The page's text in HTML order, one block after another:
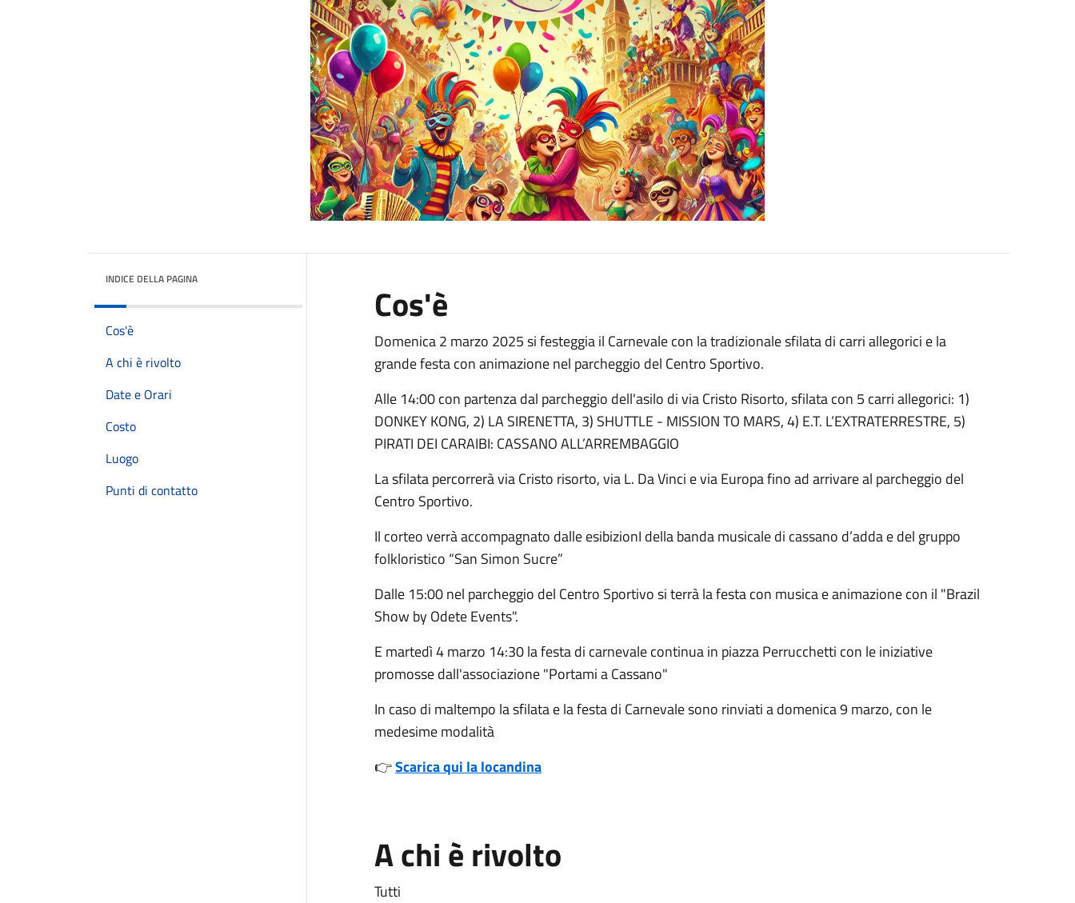
INDICE DELLA PAGINA
Cos'è
A chi è rivolto
Date e Orari
Costo
Luogo
Punti di contatto
Cos'è
Domenica 2 marzo 2025 si festeggia il Carnevale con la tradizionale sfilata di carri allegorici e la
grande festa con animazione nel parcheggio del Centro Sportivo.
Alle 14:00 con partenza dal parcheggio dell'asilo di via Cristo Risorto, sfilata con 5 carri allegorici: 1)
DONKEY KONG, 2) LA SIRENETTA, 3) SHUTTLE - MISSION TO MARS, 4) E.T. L’EXTRATERRESTRE, 5)
PIRATI DEI CARAIBI: CASSANO ALL’ARREMBAGGIO
La sfilata percorrerà via Cristo risorto, via L. Da Vinci e via Europa fino ad arrivare al parcheggio del
Centro Sportivo.
Il corteo verrà accompagnato dalle esibizionI della banda musicale di cassano d’adda e del gruppo
folkloristico “San Simon Sucre”
Dalle 15:00 nel parcheggio del Centro Sportivo si terrà la festa con musica e animazione con il "Brazil
Show by Odete Events".
E martedì 4 marzo 14:30 la festa di carnevale continua in piazza Perrucchetti con le iniziative
promosse dall'associazione "Portami a Cassano"
In caso di maltempo la sfilata e la festa di Carnevale sono rinviati a domenica 9 marzo, con le
medesime modalità
👉Scarica qui la locandina
A chi è rivolto
Tutti